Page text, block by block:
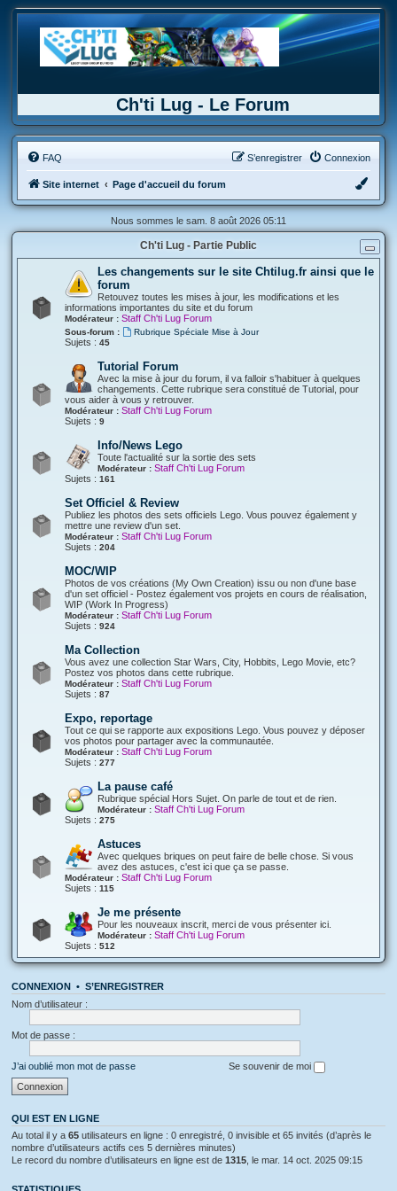
Ch'ti Lug - Le Forum
FAQ Connexion
S’enregistrer
Site internet Page d'accueil du forum
Nous sommes le sam. 8 août 2026 05:11
Ch'ti Lug - Partie Public
Les changements sur le site Chtilug.fr ainsi que le
forum
Retouvez toutes les mises à jour, les modifications et les
informations importantes du site et du forum
Modérateur : Staff Ch'ti Lug Forum
Sous-forum : Rubrique Spéciale Mise à Jour
Sujets : 45
Tutorial Forum
Avec la mise à jour du forum, il va falloir s'habituer à quelques
changements. Cette rubrique sera constitué de Tutorial, pour
vous aider à vous y retrouver.
Modérateur : Staff Ch'ti Lug Forum
Sujets : 9
Info/News Lego
Toute l'actualité sur la sortie des sets
Modérateur : Staff Ch'ti Lug Forum
Sujets : 161
Set Officiel & Review
Publiez les photos des sets officiels Lego. Vous pouvez également y
mettre une review d'un set.
Modérateur : Staff Ch'ti Lug Forum
Sujets : 204
MOC/WIP
Photos de vos créations (My Own Creation) issu ou non d'une base
d'un set officiel - Postez également vos projets en cours de réalisation,
WIP (Work In Progress)
Modérateur : Staff Ch'ti Lug Forum
Sujets : 924
Ma Collection
Vous avez une collection Star Wars, City, Hobbits, Lego Movie, etc?
Postez vos photos dans cette rubrique.
Modérateur : Staff Ch'ti Lug Forum
Sujets : 87
Expo, reportage
Tout ce qui se rapporte aux expositions Lego. Vous pouvez y déposer
vos photos pour partager avec la communautée.
Modérateur : Staff Ch'ti Lug Forum
Sujets : 277
La pause café
Rubrique spécial Hors Sujet. On parle de tout et de rien.
Modérateur : Staff Ch'ti Lug Forum
Sujets : 275
Astuces
Avec quelques briques on peut faire de belle chose. Si vous
avez des astuces, c'est ici que ça se passe.
Modérateur : Staff Ch'ti Lug Forum
Sujets : 115
Je me présente
Pour les nouveaux inscrit, merci de vous présenter ici.
Modérateur : Staff Ch'ti Lug Forum
Sujets : 512
CONNEXION • S’ENREGISTRER
Nom d’utilisateur :
Mot de passe :
J’ai oublié mon mot de passe Se souvenir de moi
QUI EST EN LIGNE
Au total il y a 65 utilisateurs en ligne : 0 enregistré, 0 invisible et 65 invités (d’après le
nombre d’utilisateurs actifs ces 5 dernières minutes)
Le record du nombre d’utilisateurs en ligne est de 1315 , le mar. 14 oct. 2025 09:15